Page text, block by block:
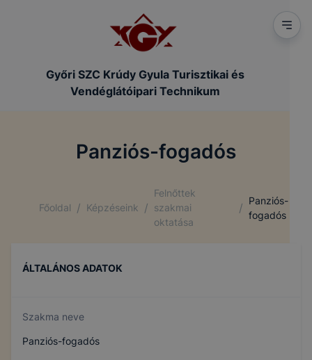
Győri SZC Krúdy Gyula Turisztikai és
Vendéglátóipari Technikum
Panziós-fogadós
Főoldal / Képzéseink /
Felnőttek
szakmai
oktatása
/
Panziós-
fogadós
ÁLTALÁNOS ADATOK
Szakma neve
Panziós-fogadós